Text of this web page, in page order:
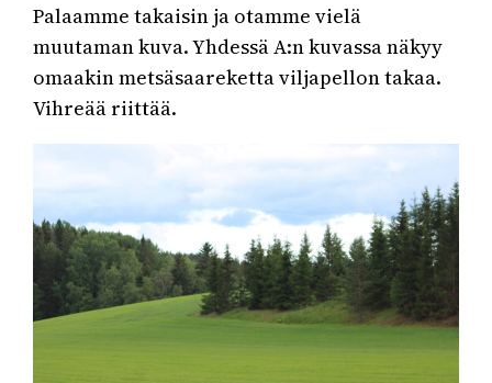
Palaamme takaisin ja otamme vielä
muutaman kuva. Yhdessä A:n kuvassa näkyy
omaakin metsäsaareketta viljapellon takaa.
Vihreää riittää.